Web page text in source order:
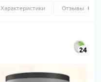
Характеристики Отзывы
24